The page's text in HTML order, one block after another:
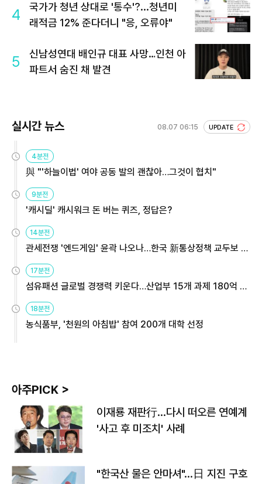
4
국가가 청년 상대로 '통수'?...청년미
래적금 12% 준다더니 "응, 오류야"
5
신남성연대 배인규 대표 사망…인천 아
파트서 숨진 채 발견
실시간 뉴스 08.07 06:15 UPDATE
4분전
與 "'하늘이법' 여야 공동 발의 괜찮아…그것이 협치"
9분전
'캐시딜' 캐시워크 돈 버는 퀴즈, 정답은?
14분전
관세전쟁 '엔드게임' 윤곽 나오나…한국 新통상정책 교두보 활
용해야
17분전
섬유패션 글로벌 경쟁력 키운다…산업부 15개 과제 180억 지
원
18분전
농식품부, '천원의 아침밥' 참여 200개 대학 선정
아주PICK >
이재룡 재판行…다시 떠오른 연예계
'사고 후 미조치' 사례
"한국산 물은 안마셔"…日 지진 구호